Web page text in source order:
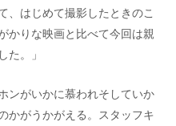
、はじめて撮影したときのこ
かりな映画と比べて今回は親
た。」
ンがいかに慕われそしていか
かがうかがえる。スタッフキ